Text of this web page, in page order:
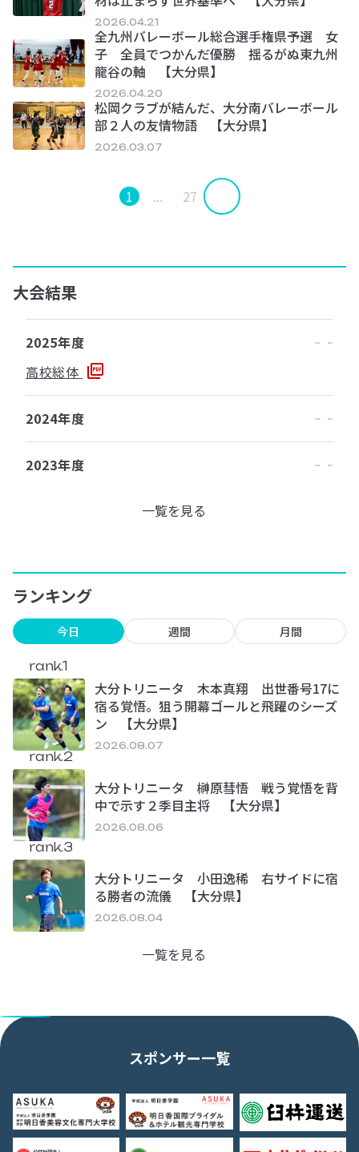
2026.04.21
全九州バレーボール総合選手権県予選 女
子 全員でつかんだ優勝 揺るがぬ東九州
龍谷の軸 【大分県】
2026.04.20
松岡クラブが結んだ、大分南バレーボール
部２人の友情物語 【大分県】
2026.03.07
1 ... 27
大会結果
2025年度
高校総体
2024年度
2023年度
一覧を見る
ランキング
今日 週間 月間
rank.1
大分トリニータ 木本真翔 出世番号17に
宿る覚悟。狙う開幕ゴールと飛躍のシーズ
ン 【大分県】
2026.08.07
rank.2
大分トリニータ 榊原彗悟 戦う覚悟を背
中で示す２季目主将 【大分県】
2026.08.06
rank.3
大分トリニータ 小田逸稀 右サイドに宿
る勝者の流儀 【大分県】
2026.08.04
一覧を見る
スポンサー一覧